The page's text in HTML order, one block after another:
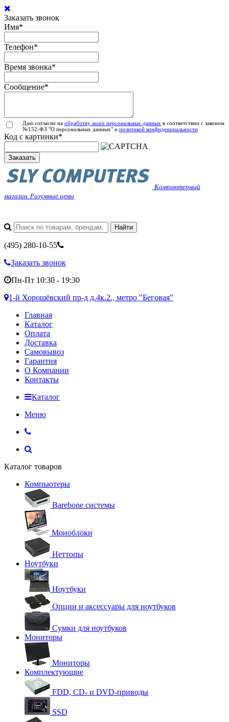
Заказать звонок
Имя*
Телефон*
Время звонка*
Сообщение*
Даю согласие на обработку моих персональных данных в соответствии с законом
№152-ФЗ "О персональных данных" и политикой конфиденциальности
Код с картинки*
Заказать
Компьютерный
магазин. Разумные цены
(495) 280-10-55
Заказать звонок
Пн-Пт 10:30 - 19:30
1-й Хорошёвский пр-д д.4к.2., метро "Беговая"
Главная
Каталог
Оплата
Доставка
Самовывоз
Гарантия
О Компании
Контакты
Каталог
Меню
Каталог товаров
Компьютеры
Barebone системы
Моноблоки
Неттопы
Ноутбуки
Ноутбуки
Опции и аксессуары для ноутбуков
Сумки для ноутбуков
Мониторы
Мониторы
Комплектующие
FDD, CD- и DVD-приводы
SSD